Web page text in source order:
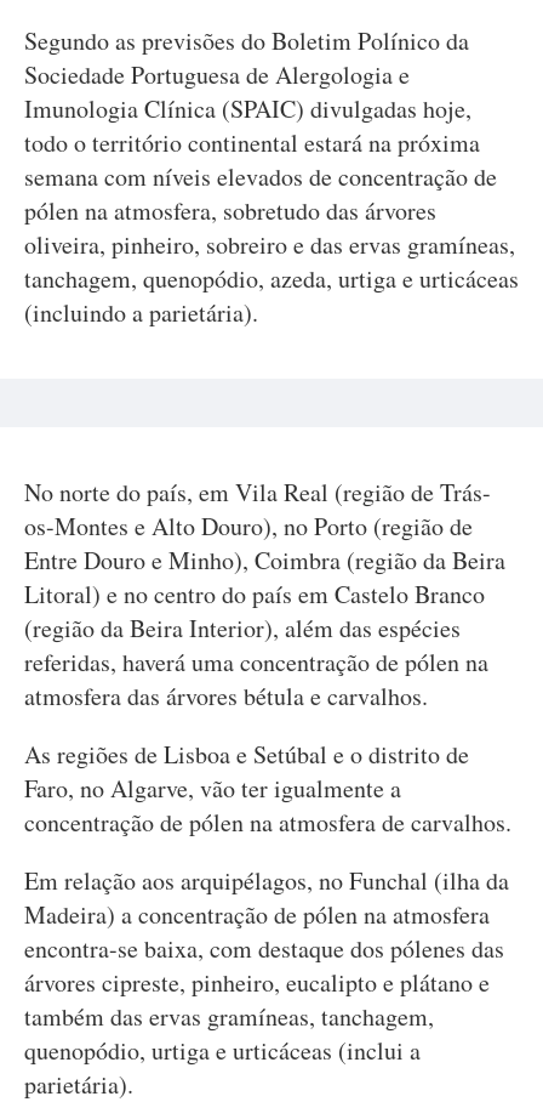
Segundo as previsões do Boletim Polínico da
Sociedade Portuguesa de Alergologia e
Imunologia Clínica (SPAIC) divulgadas hoje,
todo o território continental estará na próxima
semana com níveis elevados de concentração de
pólen na atmosfera, sobretudo das árvores
oliveira, pinheiro, sobreiro e das ervas gramíneas,
tanchagem, quenopódio, azeda, urtiga e urticáceas
(incluindo a parietária).
No norte do país, em Vila Real (região de Trás-
os-Montes e Alto Douro), no Porto (região de
Entre Douro e Minho), Coimbra (região da Beira
Litoral) e no centro do país em Castelo Branco
(região da Beira Interior), além das espécies
referidas, haverá uma concentração de pólen na
atmosfera das árvores bétula e carvalhos.
As regiões de Lisboa e Setúbal e o distrito de
Faro, no Algarve, vão ter igualmente a
concentração de pólen na atmosfera de carvalhos.
Em relação aos arquipélagos, no Funchal (ilha da
Madeira) a concentração de pólen na atmosfera
encontra-se baixa, com destaque dos pólenes das
árvores cipreste, pinheiro, eucalipto e plátano e
também das ervas gramíneas, tanchagem,
quenopódio, urtiga e urticáceas (inclui a
parietária).